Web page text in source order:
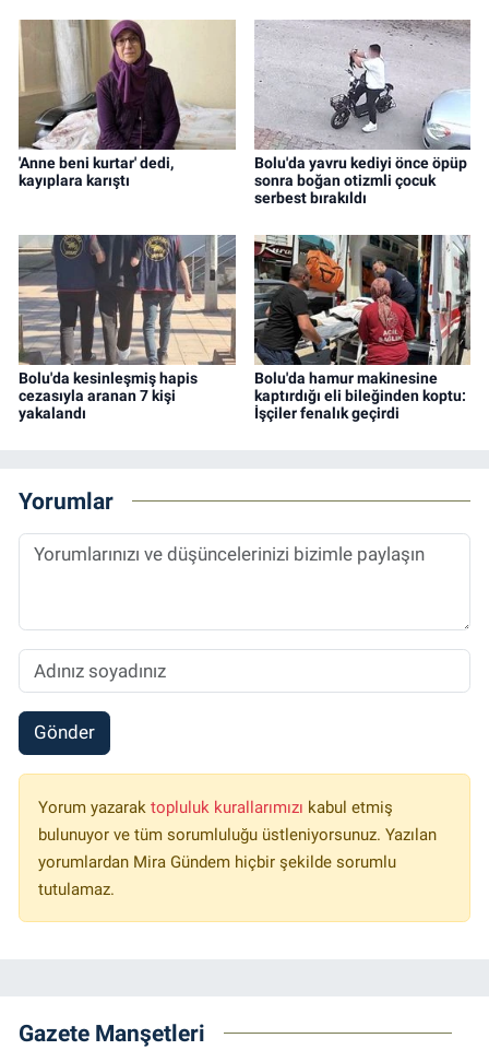
'Anne beni kurtar' dedi,
kayıplara karıştı
Bolu'da yavru kediyi önce öpüp
sonra boğan otizmli çocuk
serbest bırakıldı
Bolu'da kesinleşmiş hapis
cezasıyla aranan 7 kişi
yakalandı
Bolu'da hamur makinesine
kaptırdığı eli bileğinden koptu:
İşçiler fenalık geçirdi
Yorumlar
Gönder
Yorum yazarak topluluk kurallarımızı kabul etmiş
bulunuyor ve tüm sorumluluğu üstleniyorsunuz. Yazılan
yorumlardan Mira Gündem hiçbir şekilde sorumlu
tutulamaz.
Gazete Manşetleri